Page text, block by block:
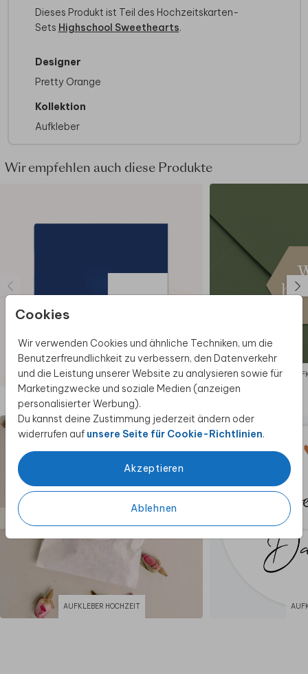
Cookies
Wir verwenden Cookies und ähnliche Techniken, um die
Benutzerfreundlichkeit zu verbessern, den Datenverkehr
und die Leistung unserer Website zu analysieren sowie für
Marketingzwecke und soziale Medien (anzeigen
personalisierter Werbung).
Du kannst deine Zustimmung jederzeit ändern oder
widerrufen auf unsere Seite für Cookie-Richtlinien.
Akzeptieren
Ablehnen
Dieses Produkt ist Teil des Hochzeitskarten-
Sets Highschool Sweethearts.
Designer
Pretty Orange
Kollektion
Aufkleber
Wir empfehlen auch diese Produkte
Diese Produkte könnten dir auch gefallen
AUFKLEBER HOCHZEIT